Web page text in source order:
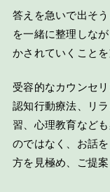
答えを急いで出そ
を一緒に整理しな
かされていくこと
受容的なカウンセ
認知行動療法、リ
習、心理教育など
のではなく、お話
方を見極め、ご提案